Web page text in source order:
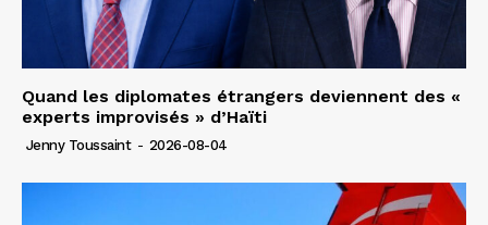
Quand les diplomates étrangers deviennent des «
experts improvisés » d’Haïti
Jenny Toussaint - 2026-08-04